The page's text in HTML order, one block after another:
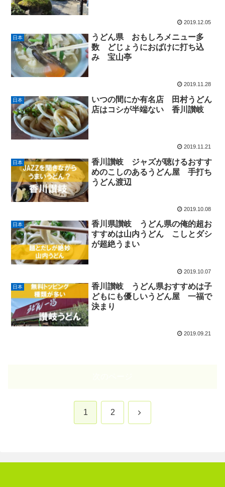
2019.12.05
日本
うどん県 おもしろメニュー多
数 どじょうにおばけに打ち込
み 宝山亭
2019.11.28
日本
いつの間にか有名店 田村うどん
店はコシが半端ない 香川讃岐
2019.11.21
日本
香川讃岐 ジャズが聴けるおすす
めのこしのあるうどん屋 手打ち
うどん渡辺
2019.10.08
日本
香川県讃岐 うどん県の俺的超お
すすめは山内うどん こしとダシ
が超絶うまい
2019.10.07
日本
香川讃岐 うどん県おすすめは子
どもにも優しいうどん屋 一福で
決まり
2019.09.21
1 2 次